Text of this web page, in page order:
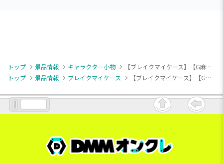
トップ 景品情報 キャラクター小物
【ブレイクマイケース】【G麻波麗】『ブレイクマイケース』 クリアキーチェーン～交渉部＆特務部～（EX）
トップ
景品情報 ブレイクマイケース 【ブレイクマイケース】【G麻波麗】『ブレイクマイケース』 クリアキーチェーン～交渉部＆特務部～（EX）